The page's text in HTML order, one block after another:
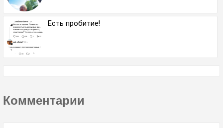
Есть пробитие!
Комментарии